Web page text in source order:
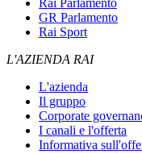
Rai Parlamento
GR Parlamento
Rai Sport
L'AZIENDA RAI
L'azienda
Il gruppo
Corporate
I canali e l'offerta
Informativa